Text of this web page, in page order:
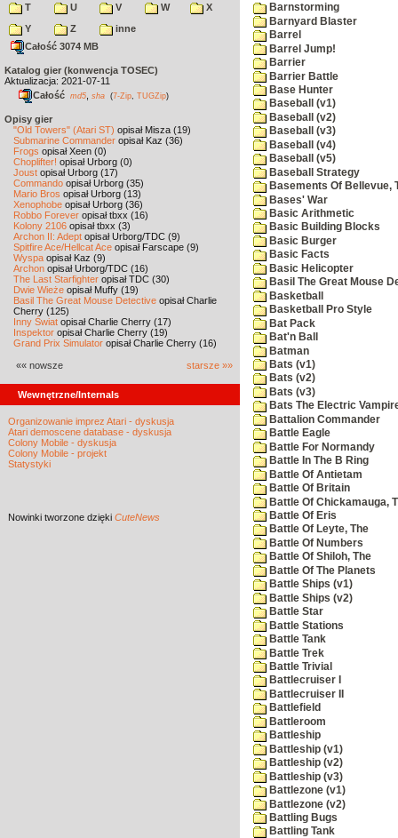
T
U V W
X
Y
Z
inne
Całość 3074 MB
Katalog gier (konwencja TOSEC)
Aktualizacja: 2021-07-11
Całość md5 sha (7-Zip TUGZip)
Opisy gier
"Old Towers" (Atari ST) opisał Misza (19)
Submarine Commander opisał Kaz (36)
Frogs opisał Xeen (0)
Choplifter! opisał Urborg (0)
Joust opisał Urborg (17)
Commando opisał Urborg (35)
Mario Bros opisał Urborg (13)
Xenophobe opisał Urborg (36)
Robbo Forever opisał tbxx (16)
Kolony 2106 opisał tbxx (3)
Archon II: Adept opisał Urborg/TDC (9)
Spitfire Ace/Hellcat Ace opisał Farscape (9)
Wyspa opisał Kaz (9)
Archon opisał Urborg/TDC (16)
The Last Starfighter opisał TDC (30)
Dwie Wieże opisał Muffy (19)
Basil The Great Mouse Detective opisał Charlie
Cherry (125)
Inny Świat opisał Charlie Cherry (17)
Inspektor opisał Charlie Cherry (19)
Grand Prix Simulator opisał Charlie Cherry (16)
«« nowsze starsze »»
Wewnętrzne/Internals
Organizowanie imprez Atari - dyskusja
Atari demoscene database - dyskusja
Colony Mobile - dyskusja
Colony Mobile - projekt
Statystyki
Nowinki tworzone dzięki CuteNews
Barnstorming
Barnyard Blaster
Barrel
Barrel Jump!
Barrier
Barrier Battle
Base Hunter
Baseball (v1)
Baseball (v2)
Baseball (v3)
Baseball (v4)
Baseball (v5)
Baseball Strategy
Basements Of Bellevue,
Bases' War
Basic Arithmetic
Basic Building Blocks
Basic Burger
Basic Facts
Basic Helicopter
Basil The Great Mouse
Basketball
Basketball Pro Style
Bat Pack
Bat'n Ball
Batman
Bats (v1)
Bats (v2)
Bats (v3)
Bats The Electric
Battalion Commander
Battle Eagle
Battle For Normandy
Battle In The B Ring
Battle Of Antietam
Battle Of Britain
Battle Of Chickamauga,
Battle Of Eris
Battle Of Leyte, The
Battle Of Numbers
Battle Of Shiloh, The
Battle Of The Planets
Battle Ships (v1)
Battle Ships (v2)
Battle Star
Battle Stations
Battle Tank
Battle Trek
Battle Trivial
Battlecruiser I
Battlecruiser II
Battlefield
Battleroom
Battleship
Battleship (v1)
Battleship (v2)
Battleship (v3)
Battlezone (v1)
Battlezone (v2)
Battling Bugs
Battling Tank